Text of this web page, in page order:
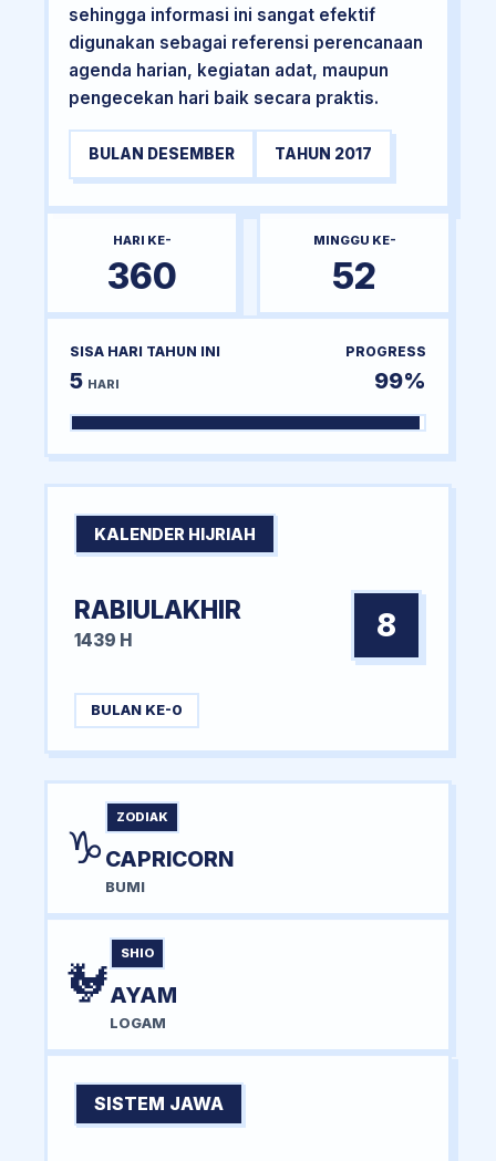
sehingga informasi ini sangat efektif
digunakan sebagai referensi perencanaan
agenda harian, kegiatan adat, maupun
pengecekan hari baik secara praktis.
BULAN DESEMBER TAHUN 2017
HARI KE-
360
MINGGU KE-
52
SISA HARI TAHUN INI
5 HARI
PROGRESS
99%
KALENDER HIJRIAH
RABIULAKHIR
1439 H 8
BULAN KE-0
♑
ZODIAK
CAPRICORN
BUMI
🐓
SHIO
AYAM
LOGAM
SISTEM JAWA